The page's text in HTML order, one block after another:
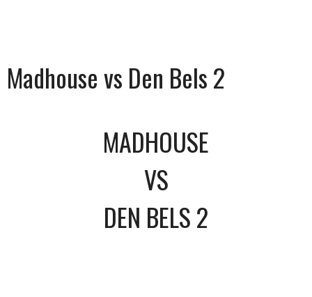
Madhouse vs Den Bels 2
MADHOUSE
VS
DEN BELS 2